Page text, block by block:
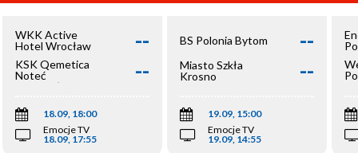
WKK Active
Hotel Wrocław
--
KSK Qemetica
Noteć
Inowrocław
--
18.09, 18:00
Emocje TV
18.09, 17:55
BS Polonia Bytom --
Miasto Szkła
Krosno
--
19.09, 15:00
Emocje TV
19.09, 14:55